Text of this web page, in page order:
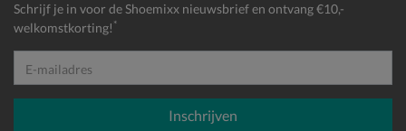
Schrijf je in voor de Shoemixx nieuwsbrief en ontvang €10,-
welkomstkorting! *
E-mailadres
Inschrijven